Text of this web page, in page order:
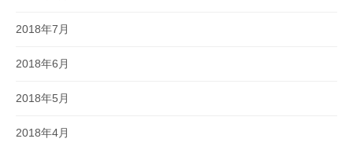
2018年7月
2018年6月
2018年5月
2018年4月